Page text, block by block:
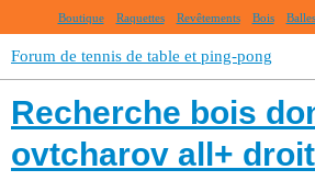
Boutique Raquettes Revêtements Bois Balles
Forum de tennis de table et ping-pong
Recherche bois
ovtcharov all+